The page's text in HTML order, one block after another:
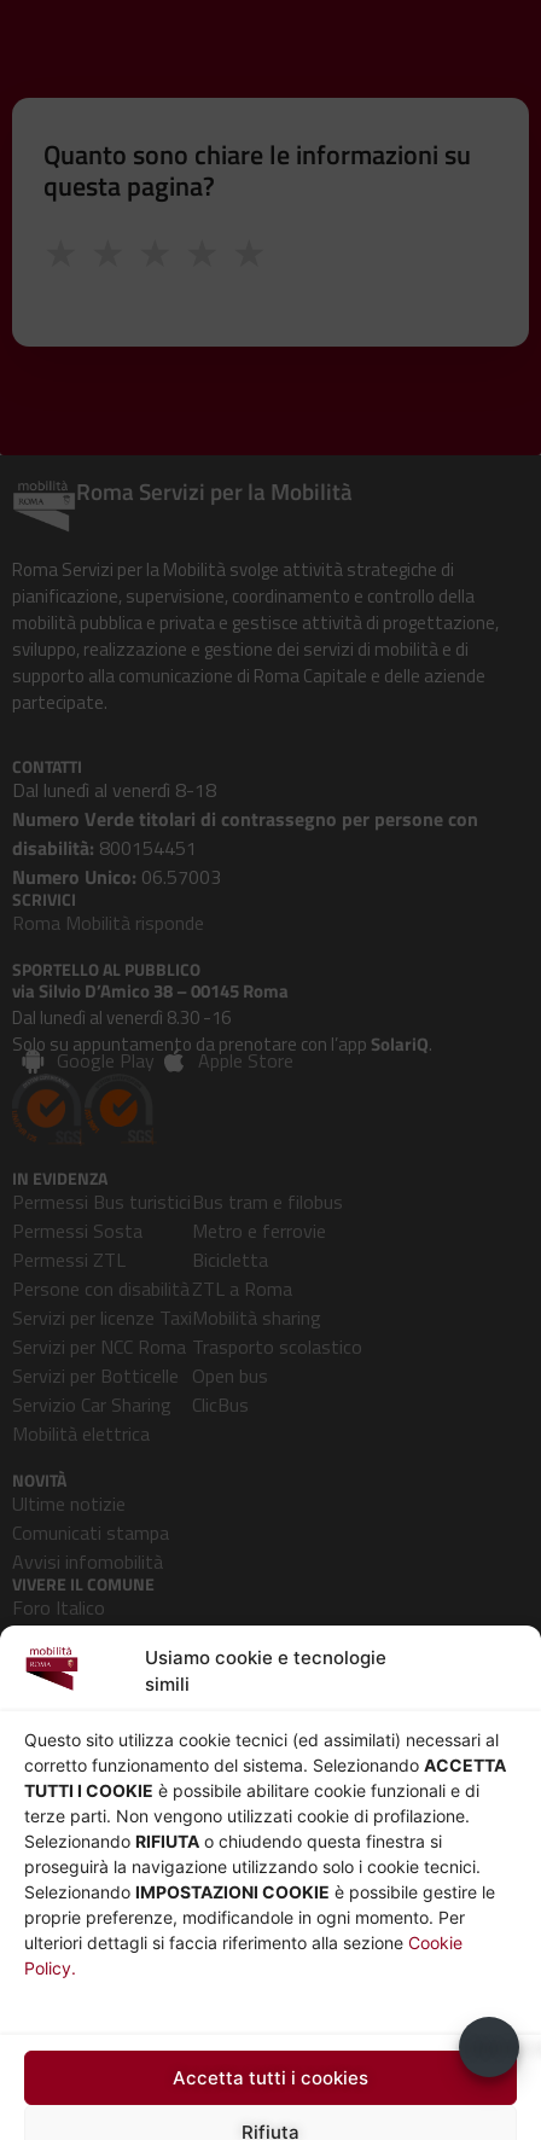
Usiamo cookie e tecnologie
simili
Questo sito utilizza cookie tecnici (ed assimilati) necessari al
corretto funzionamento del sistema. Selezionando ACCETTA
TUTTI I COOKIE è possibile abilitare cookie funzionali e di
terze parti. Non vengono utilizzati cookie di profilazione.
Selezionando RIFIUTA o chiudendo questa finestra si
proseguirà la navigazione utilizzando solo i cookie tecnici.
Selezionando IMPOSTAZIONI COOKIE è possibile gestire le
proprie preferenze, modificandole in ogni momento. Per
ulteriori dettagli si faccia riferimento alla sezione Cookie
Policy.
Accetta tutti i cookies
Rifiuta
Quanto sono chiare le informazioni su
questa pagina?
Roma Servizi per la Mobilità
Roma Servizi per la Mobilità svolge attività strategiche di
pianificazione, supervisione, coordinamento e controllo della
mobilità pubblica e privata e gestisce attività di progettazione,
sviluppo, realizzazione e gestione dei servizi di mobilità e di
supporto alla comunicazione di Roma Capitale e delle aziende
partecipate.
CONTATTI
Dal lunedì al venerdì 8-18
Numero Verde titolari di contrassegno per persone con
disabilità: 800154451
Numero Unico: 06.57003
SCRIVICI
Roma Mobilità risponde
SPORTELLO AL PUBBLICO
via Silvio D’Amico 38 – 00145 Roma
Dal lunedì al venerdì 8.30 -16
Solo su appuntamento da prenotare con l’app SolariQ.
Google Play Apple Store
IN EVIDENZA
Permessi Bus turistici
Permessi Sosta
Permessi ZTL
Persone con disabilità
Servizi per licenze Taxi
Servizi per NCC Roma
Servizi per Botticelle
Servizio Car Sharing
Mobilità elettrica
Bus tram e filobus
Metro e ferrovie
Bicicletta
ZTL a Roma
Mobilità sharing
Trasporto scolastico
Open bus
ClicBus
NOVITÀ
Ultime notizie
Comunicati stampa
Avvisi infomobilità
VIVERE IL COMUNE
Foro Italico
Pedonalizzazioni
Aeroporti
Chi siamo
Governance
Whistleblowing
Co-Marketing
Social media policy
Informativa Cookie
Informativa Sito web e
social media
Privacy
Parità di genere
Amministrazione
trasparente
Bandi e gare
Note legali
UTILITÀ
Car Sharing Roma
Usiamo